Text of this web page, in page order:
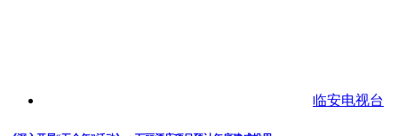
临安电视台